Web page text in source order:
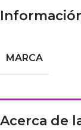
MARCA
Acerca de